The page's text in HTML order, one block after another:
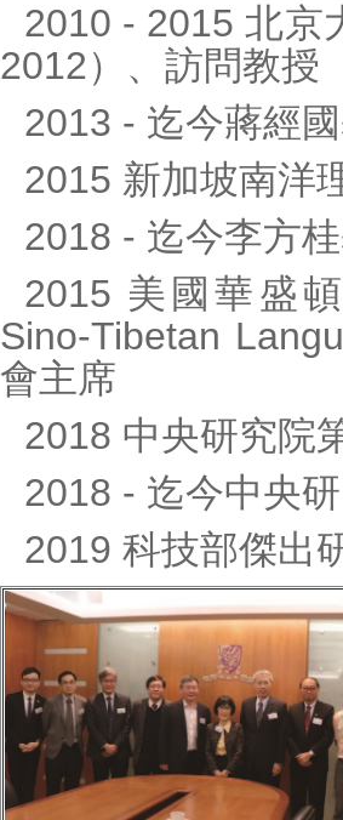
2010 - 2015 北京
2012）、訪問教授
2013 - 迄今蔣經
2015 新加坡南洋
2018 - 迄今李方
2015 美國華盛
Sino-Tibetan
會主席
2018 中央研究院
2018 - 迄今中央
2019 科技部傑出